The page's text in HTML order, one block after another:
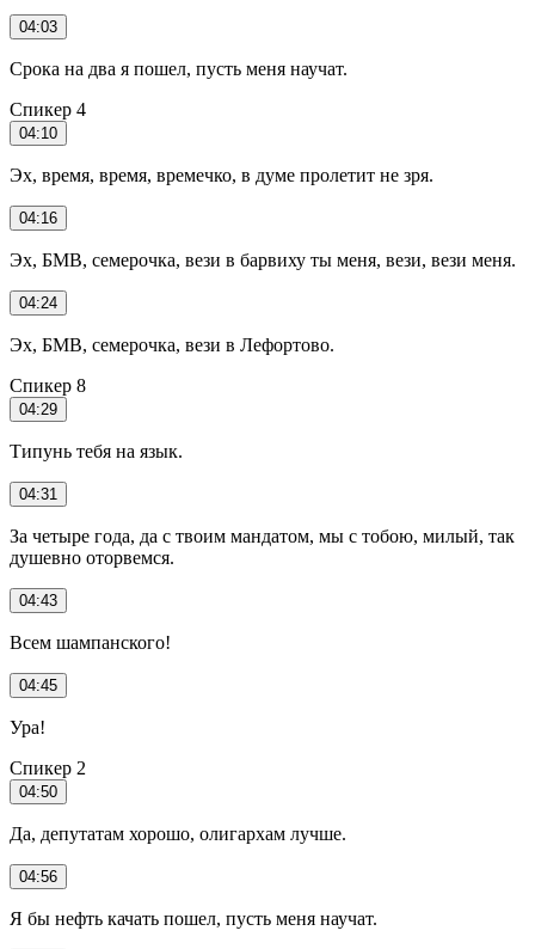
04:03
Срока на два я пошел, пусть меня научат.
Спикер 4
04:10
Эх, время, время, времечко, в думе пролетит не зря.
04:16
Эх, БМВ, семерочка, вези в барвиху ты меня, вези, вези меня.
04:24
Эх, БМВ, семерочка, вези в Лефортово.
Спикер 8
04:29
Типунь тебя на язык.
04:31
За четыре года, да с твоим мандатом, мы с тобою, милый, так
душевно оторвемся.
04:43
Всем шампанского!
04:45
Ура!
Спикер 2
04:50
Да, депутатам хорошо, олигархам лучше.
04:56
Я бы нефть качать пошел, пусть меня научат.